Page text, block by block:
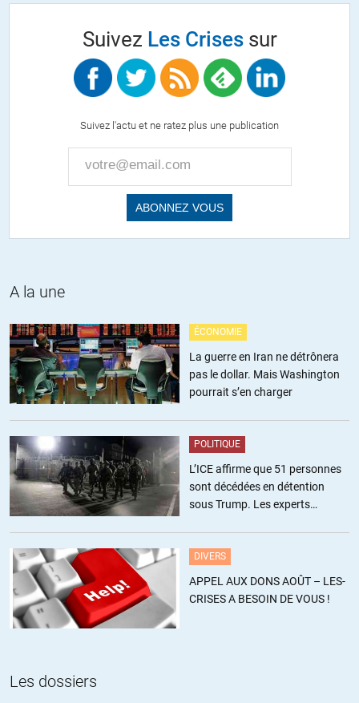
+9 ALERTER
atanguy// 20.12.2015 à 07h00
D’après Antoine Peillon c’est près de 600 milliards d’euros
appartenant aux Français qui sont cachés aux paradis fiscaux dont
enquete-au-coeur-de-l-evasion-fiscale_fr_art_1143_58595.html
Conclusion: Il y encore beaucoup de Cahuzac sur les bancs
vlois
J’ai vu que Charles de Courson (on se souviendra de ses questions
à Cahuzac) à voté contre et là je suis surpris (en premier vote :
http://www2.assemblee-
nationale.fr/scrutins/detail/(legislature)/14/(num)/1206)
+4 ALERTER
Bigtof// 20.12.2015 à 08h00
Pas du tout. Charles de Courson a voté « pour » !
Dany 20.12.2015 à 08h25
Si j’ai bien compris, Charles de Courson a voté pour le second
amendement donc contre la transparence.
Alberto
Suivez Les Crisessur
Suivez l'actu et ne ratez plus une publication
A la une
ÉCONOMIE
La guerre en Iran ne détrônera
pas le dollar. Mais Washington
pourrait s’en charger
POLITIQUE
L’ICE affirme que 51 personnes
sont décédées en détention
sous Trump. Les experts
DIVERS
APPEL AUX DONS AOÛT – LES-
CRISES A BESOIN DE VOUS !
Les dossiers